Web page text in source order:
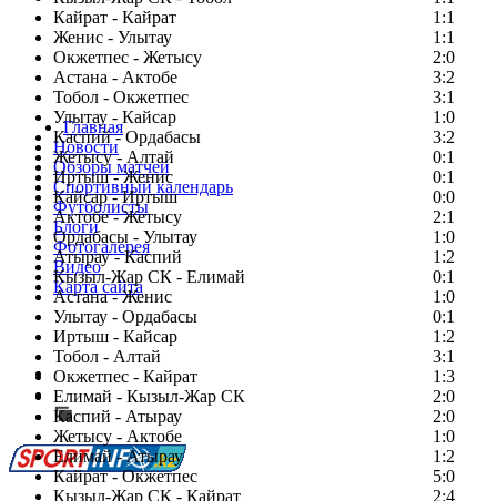
Кайрат - Кайрат
1:1
Женис - Улытау
1:1
Окжетпес - Жетысу
2:0
Астана - Актобе
3:2
Тобол - Окжетпес
3:1
Улытау - Кайсар
1:0
Каспий - Ордабасы
3:2
Жетысу - Алтай
0:1
Иртыш - Женис
0:1
Кайсар - Иртыш
0:0
Актобе - Жетысу
2:1
Ордабасы - Улытау
1:0
Атырау - Каспий
1:2
Кызыл-Жар СК - Елимай
0:1
Астана - Женис
1:0
Улытау - Ордабасы
0:1
Иртыш - Кайсар
1:2
Тобол - Алтай
3:1
Окжетпес - Кайрат
1:3
Елимай - Кызыл-Жар СК
2:0
Каспий - Атырау
2:0
Жетысу - Актобе
1:0
Елимай - Атырау
1:2
Кайрат - Окжетпес
5:0
Кызыл-Жар СК - Кайрат
2:4
Главная
Новости
Обзоры матчей
Спортивный календарь
Футболисты
Блоги
Фотогалерея
Видео
Карта сайта
Есть идея?
Сообщить о мероприятии
Перейти на старый сайт